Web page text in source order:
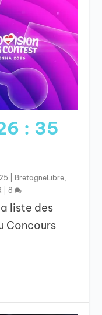
: 35
BretagneLibre
|8
liste des
Concours